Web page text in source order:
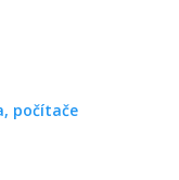
počítače